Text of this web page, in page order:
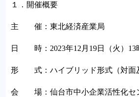
１．開催概要
主 催：東北経済産業局
日 時：2023年12月19日（火）13
形 式：ハイブリッド形式（対面
会 場：仙台市中小企業活性化セ